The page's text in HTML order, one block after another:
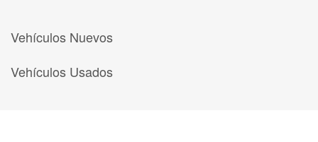
Vehículos Nuevos
Vehículos Usados